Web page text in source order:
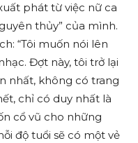
phát từ việc nữ ca
thủy” của mình.
“Tôi muốn nói lên
Đợt này, tôi trở lại
nhất, không có trang
chỉ có duy nhất là
cổ vũ cho những
độ tuổi sẽ có một vẻ